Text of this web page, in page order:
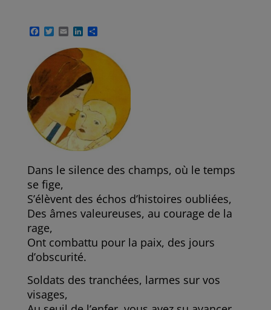
F
e
b
o
k
T
i
E
a
i
L
n
k
e
d
I
n
P
r
r
Dans le silence des champs, où le temps
se fige,
S’élèvent des échos d’histoires oubliées,
Des âmes valeureuses, au courage de la
rage,
Ont combattu pour la paix, des jours
d’obscurité.
Soldats des tranchées, larmes sur vos
visages,